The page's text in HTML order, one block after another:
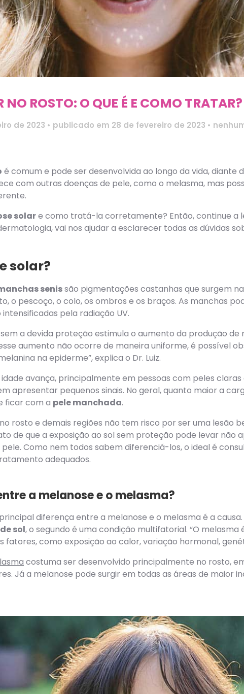
NO ROSTO: O QUE É E COMO TRATAR?
de 2023 • publicado em 28 de fevereiro de 2023 •
é comum e pode ser desenvolvida ao longo da vida, diante
com outras doenças de pele, como o melasma, mas
solare como tratá-la corretamente? Então, continue a
vai nos ajudar a esclarecer todas as dúvidas
solar?
senissão pigmentações castanhas que surgem
o pescoço, o colo, os ombros e os braços. As manchas
pela radiação UV.
a devida proteção estimula o aumento da produção de
aumento não ocorre de maneira uniforme, é possível
na epiderme”, explica o Dr. Luiz.
avança, principalmente em pessoas com peles claras
apresentar pequenos sinais. No geral, quanto maior a
ficar com a pele manchada.
rosto e demais regiões não tem risco por ser uma lesão
de que a exposição ao sol sem proteção pode levar não
Como nem todos sabem diferenciá-los, o ideal é
adequados.
a melanose e o melasma?
diferença entre a melanose e o melasma é a
sol, o segundo é uma condição multifatorial. “O melasma
como exposição ao calor, variação hormonal,
costuma ser desenvolvido principalmente no rosto,
Já a melanose pode surgir em todas as áreas de maior